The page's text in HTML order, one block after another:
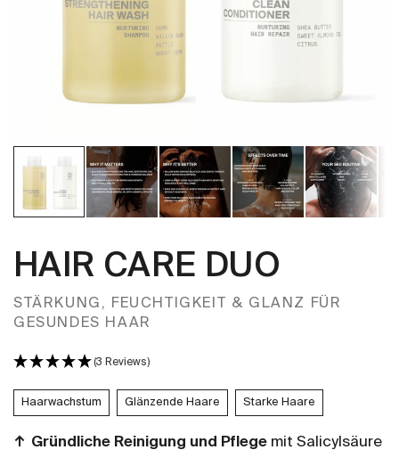
HAIR CARE DUO
STÄRKUNG, FEUCHTIGKEIT & GLANZ FÜR
GESUNDES HAAR
(3 Reviews)
Haarwachstum Glänzende Haare Starke Haare
Gründliche Reinigung und Pflege mit Salicylsäure